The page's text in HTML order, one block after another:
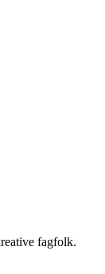
fagfolk.